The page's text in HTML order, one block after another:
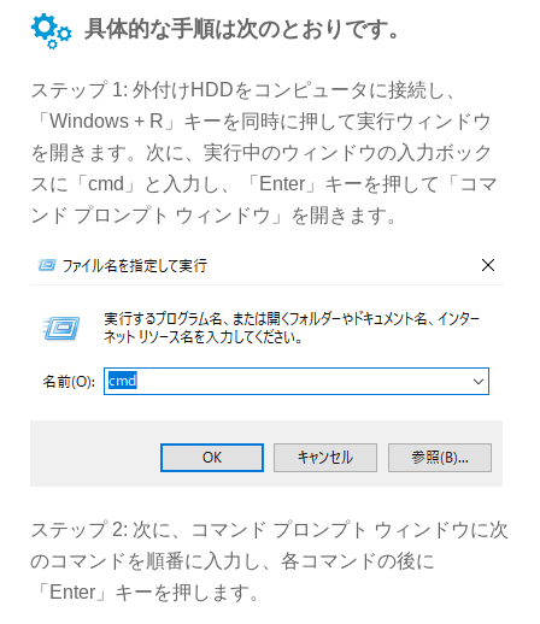
具体的な手順は次のとおりです。
ステップ 1: 外付けHDDをコンピュータに接続し、
「Windows + R」キーを同時に押して実行ウィンドウ
を開きます。次に、実行中のウィンドウの入力ボック
スに「cmd」と入力し、「Enter」キーを押して「コマ
ンド プロンプト ウィンドウ」を開きます。
ステップ 2: 次に、コマンド プロンプト ウィンドウに次
のコマンドを順番に入力し、各コマンドの後に
「Enter」キーを押します。